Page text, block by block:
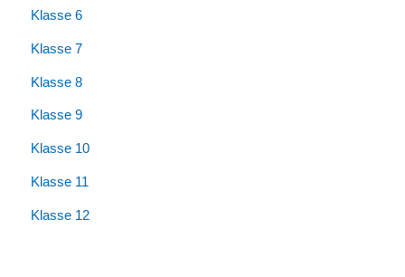
Klasse 6
Klasse 7
Klasse 8
Klasse 9
Klasse 10
Klasse 11
Klasse 12